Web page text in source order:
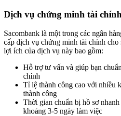
Dịch vụ chứng minh tài
Sacombank là một trong các ngân
cấp dịch vụ chứng minh tài chính
lợi ích của dịch vụ này bao gồm:
Hỗ trợ tư vấn và giúp bạn
chính
Tỉ lệ thành công cao với nhiều
thành công
Thời gian chuẩn bị hồ sơ
khoảng 3-5 ngày làm việc